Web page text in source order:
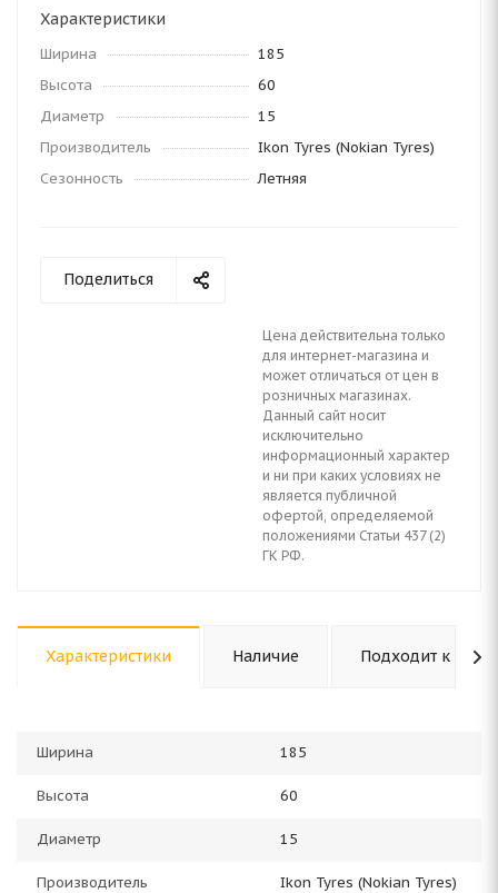
Характеристики
Ширина
185
Высота
60
Диаметр
15
Производитель
Ikon Tyres (Nokian Tyres)
Сезонность
Летняя
Поделиться
Цена действительна только
для интернет-магазина и
может отличаться от цен в
розничных магазинах.
Данный сайт носит
исключительно
информационный характер
и ни при каких условиях не
является публичной
офертой, определяемой
положениями Статьи 437 (2)
ГК РФ.
Характеристики Наличие Подходит к авто
Ширина 185
Высота 60
Диаметр 15
Производитель Ikon Tyres (Nokian Tyres)